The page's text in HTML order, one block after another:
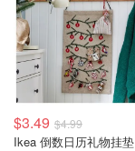
$3.49 $4.99
Ikea 倒数日历礼物挂垫